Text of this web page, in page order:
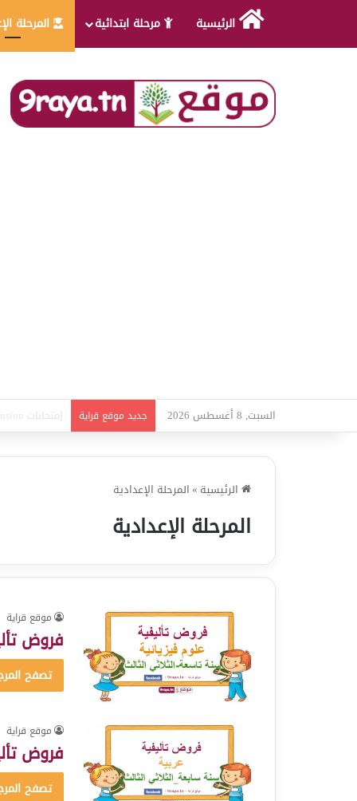
الرئيسية مرحلة ابتدائية المرحلة
السبت, 8 أغسطس 2026 جديد موقع قراية امتحانات
الرئيسية »المرحلة الإعدادية
المرحلة الإعدادية
موقع قراية
فروض
تصفح
موقع قراية
فروض
تصفح